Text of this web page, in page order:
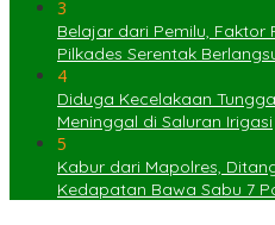
3
Belajar dari Pemilu, Faktor
Pilkades Serentak
4
Diduga Kecelakaan
Meninggal di Saluran Irigasi
5
Kabur dari Mapolres,
Kedapatan Bawa Sabu 7